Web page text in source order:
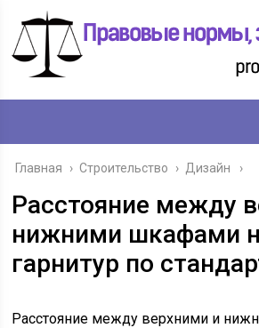
Главная › Строительство › Дизайн
Расстояние между
нижними шкафами
гарнитур по
Расстояние между верхними и